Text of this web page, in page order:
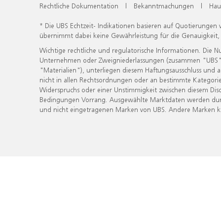
Rechtliche Dokumentation | Bekanntmachungen |
* Die UBS Echtzeit- Indikationen basieren auf
übernimmt dabei keine Gewährleistung für die
Wichtige rechtliche und regulatorische Informationen. Die
Unternehmen oder Zweigniederlassungen (zusammen
"Materialien"), unterliegen diesem Haftungsausschluss
nicht in allen Rechtsordnungen oder an bestimmte
Widerspruchs oder einer Unstimmigkeit zwischen diesem
Bedingungen Vorrang. Ausgewählte Marktdaten werden
und nicht eingetragenen Marken von UBS. Andere Marken